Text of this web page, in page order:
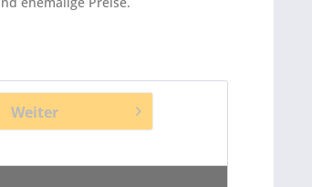
Weiter